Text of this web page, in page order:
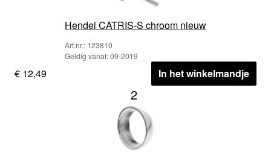
Hendel CATRIS-S chroom nieuw
Art.nr.: 123810
Geldig vanaf: 09-2019
€ 12,49 In het winkelmandje
2